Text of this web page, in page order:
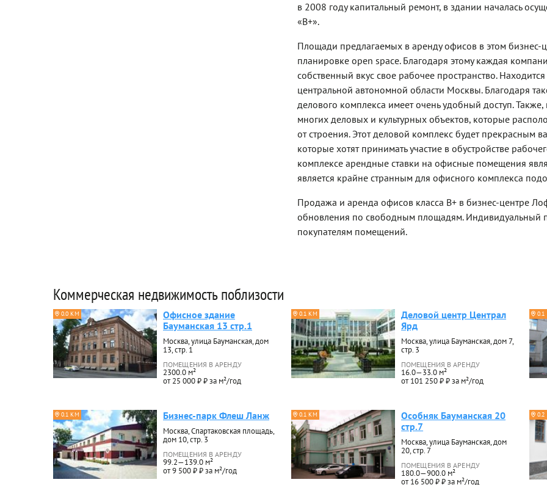
в 2008 году капитальный ремонт, в здании началась
«В+».
Площади предлагаемых в аренду офисов в этом бизнес-
планировке open space. Благодаря этому каждая
собственный вкус свое рабочее пространство.
центральной автономной области Москвы. Благодаря
делового комплекса имеет очень удобный доступ.
многих деловых и культурных объектов, которые
от строения. Этот деловой комплекс будет прекрасным
которые хотят принимать участие в обустройстве
комплексе арендные ставки на офисные помещения
является крайне странным для офисного комплекса
Продажа и аренда офисов класса B+ в бизнес-центре
обновления по свободным площадям. Индивидуальный
покупателям помещений.
Коммерческая недвижимость поблизости
0.0 КМ
Офисное здание
Бауманская 13 стр.1
Москва, улица Бауманская, дом
13, стр. 1
ПОМЕЩЕНИЯ В АРЕНДУ
2300.0 м²
от 25 000 ₽ ₽ за м²/год
0.1 КМ
Деловой центр Централ
Ярд
Москва, улица Бауманская, дом 7,
стр. 3
ПОМЕЩЕНИЯ В АРЕНДУ
16.0—33.0 м²
от 101 250 ₽ ₽ за м²/год
0.1 КМ Бизнес-парк Флеш Ланж
Москва, Спартаковская площадь,
дом 10, стр. 3
ПОМЕЩЕНИЯ В АРЕНДУ
99.2—139.0 м²
от 9 500 ₽ ₽ за м²/год
0.1 КМ
Особняк Бауманская 20
стр.7
Москва, улица Бауманская, дом
20, стр. 7
ПОМЕЩЕНИЯ В АРЕНДУ
180.0—900.0 м²
от 16 500 ₽ ₽ за м²/год